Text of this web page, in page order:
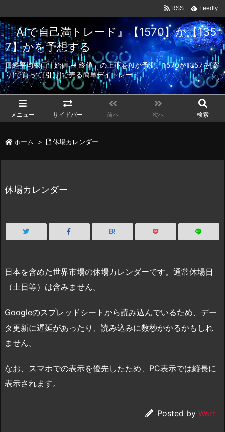
『AIで自己満トレード』【1570】か【135
7】かを予想する
日経平均株価「始値 → 終値」の上下をAIが予測。1570か1357を[寄
り]で買って[引け]で売る簡単デイトレード。
メニュー サイドバー 前へ 次へ 検索
RSS Feedly
ホーム > 休場カレンダー
休場カレンダー
B!
日本を含めた世界市場の休場カレンダーです。通常休場日
（土日等）は含みません。
Googleのスプレッドシートから読み込んでいるため、デー
タ更新に遅延があったり、読み込みに数秒かかるかもしれ
ません。
なお、スマホでの表示を優先したため、PC表示では縦長に
表示されます。
Posted by Wert